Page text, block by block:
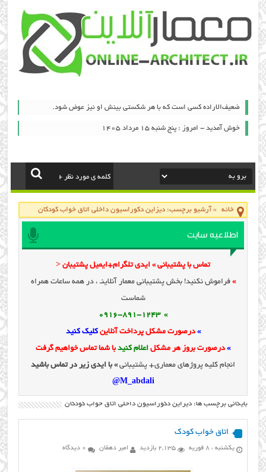
ضعیف‌الاراده کسی است که با هر شکستی بینش او نیز عوض شود.
خوش آمدید - امروز : پنج شنبه ۱۵ مرداد ۱۴۰۵
خانه » آرشیو برچسب: دیزاین دکوراسیون داخلی اتاق خواب کودکان
اطلاعیه سایت
تماس با پشتیبانی » ایدی تلگرام+ایمیل پشتیبان <
» فراموش نکنید! بخش پشتیبانی معمار آنلاینـ ، در همه ساعات همراه
شماست
» 0916-891-1243
» درصورت مشکل پرداخت آنلاینکلیک کنید
» درصورت بروز هر مشکل اعلام کنیدبا شما تماس خواهیم گرفت
انجام کلیه پروژهای معماری+ پشتیبانی» با ایدی زیر در تماس باشید
M_abdali@
بایگانی برچسب ها: دیزاین دکوراسیون داخلی اتاق خواب کودکان
اتاق خواب کودک
یکشنبه ، 8 فوریه 2,135 بازدید امیر دهقان 0 دیدگاه